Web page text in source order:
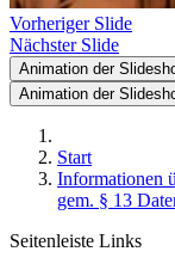
Vorheriger Slide
Nächster Slide
Animation der
Animation der
Start
Informationen
gem. § 13
Seitenleiste Links